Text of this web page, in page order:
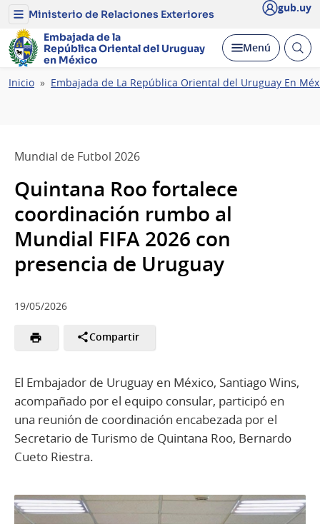
Menú
del
Ministerio
de
Relaciones
Exteriores
Ministerio de Relaciones Exteriores gub.uy
Embajada de la
República Oriental del Uruguay
en México
Desplegar
Menú Abrir
Ruta
Inicio Embajada de La República Oriental del Uruguay En
Mundial de Futbol 2026
Quintana Roo fortalece
coordinación rumbo al
Mundial FIFA 2026 con
presencia de Uruguay
19/05/2026
Compartir
El Embajador de Uruguay en México, Santiago Wins,
acompañado por el equipo consular, participó en
una reunión de coordinación encabezada por el
Secretario de Turismo de Quintana Roo, Bernardo
Cueto Riestra.